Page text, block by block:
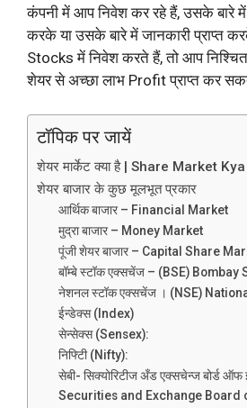
कंपनी में आप निवेश कर रहे हैं, उसके बारे
करके या उसके बारे में जानकारी प्राप्त
Stocks में निवेश करते हैं, तो आप
शेयर से अच्छा लाभ Profit प्राप्त कर
टॉपिक पर जायें
शेयर मार्केट क्या है | Share Market
शेयर बाजार के कुछ मूलभूत प्रकार
आर्थिक बाजार – Financial Market
मुद्रा बाजार – Money Market
पूंजी शेयर बाजार – Capital Share
बॉम्बे स्टॉक एक्सचेंज – (BSE)
नेशनल स्टॉक एक्सचेंज । (NSE)
ईन्डेक्स (Index)
सेन्सेक्स (Sensex):
निफ्टिी (Nifty):
सेबी- सिक्योरिटीज अँड एक्सचेन्ज बोर्ड ऑफ
Securities and Exchange Board